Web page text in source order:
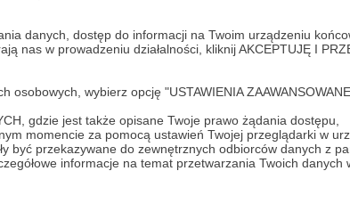
danych, dostęp do informacji na Twoim urządzeniu
nas w prowadzeniu działalności, kliknij AKCEPTUJĘ I
wybierz opcję "USTAWIENIA
gdzie jest także opisane Twoje prawo żądania dostępu,
momencie za pomocą ustawień Twojej przeglądarki w
być przekazywane do zewnętrznych odbiorców danych z
informacje na temat przetwarzania Twoich danych
ART HUB